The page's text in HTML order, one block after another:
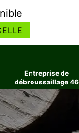
Entreprise de
débroussaillage 46